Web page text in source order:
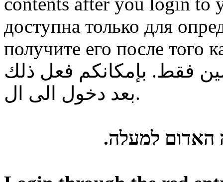
доступна только для
получите его после того
فقط. بإمكانكم فعل ذلك
بعد دخول الى ال.
האדום למעלה.